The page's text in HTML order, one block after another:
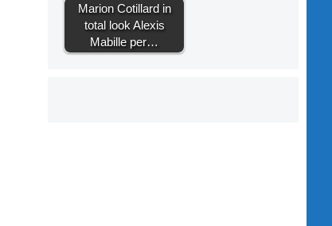
Marion Cotillard in
total look Alexis
Mabille per…